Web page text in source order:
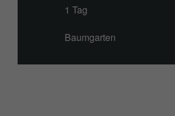
1 Tag
Baumgarten